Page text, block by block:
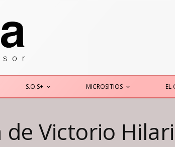
S.O.S+ MICROSITIOS EL
Victorio